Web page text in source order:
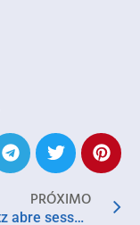
PRÓXIMO
Vera Holtz abre sessões extras para o espetáculo “Ficções” em Salvador